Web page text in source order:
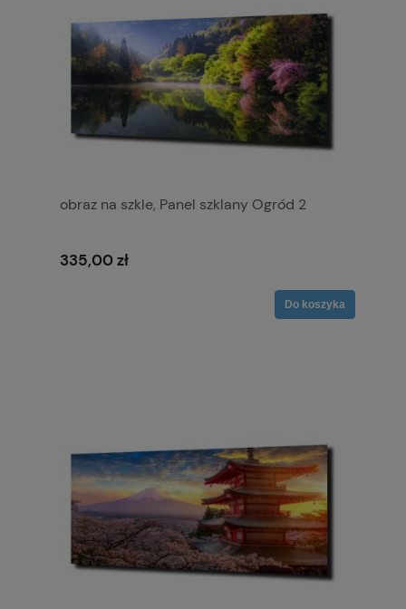
obraz na szkle, Panel szklany Ogród 2
335,00 zł
Do koszyka